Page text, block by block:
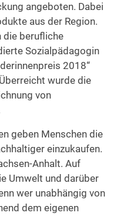
angeboten. Dabei
aus der Region.
die berufliche
Sozialpädagogin
2018“
wurde die
von
geben Menschen die
einzukaufen.
Anhalt. Auf
Umwelt und darüber
wer unabhängig von
dem eigenen